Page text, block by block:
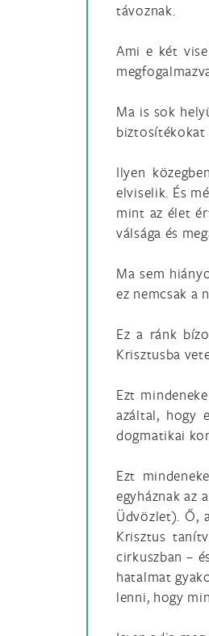
távoznak.
Ami e két
Ma is sok
biztosítékokat
Ilyen
elviselik. És
mint az élet
válsága és
Ma sem
ez nemcsak a
Ez a ránk
Krisztusba
Ezt
azáltal, hogy
dogmatikai
Ezt
egyháznak az
Üdvözlet). Ő,
Krisztus
cirkuszban –
hatalmat
lenni, hogy